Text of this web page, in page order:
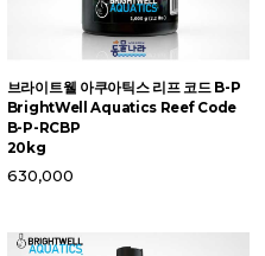
브라이트웰 아쿠아틱스 리프 코드 B-P
BrightWell Aquatics Reef Code
B-P-RCBP
20kg
630,000